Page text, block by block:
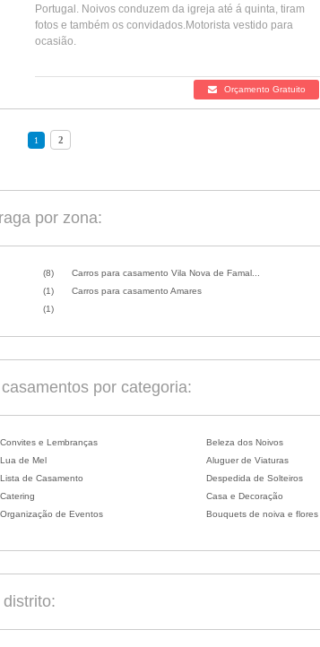
Portugal. Noivos conduzem da igreja até á quinta, tiram
fotos e também os convidados.Motorista vestido para
ocasião.
Orçamento Gratuito
1 2
por zona:
(8) Carros para casamento Vila Nova de Famal...
(1)
Carros para casamento Amares
(1)
por categoria:
Convites e Lembranças
Lua de Mel
Lista de Casamento
Catering
Organização de Eventos
Beleza dos Noivos
Aluguer de Viaturas
Despedida de Solteiros
Casa e Decoração
Bouquets de noiva e flores